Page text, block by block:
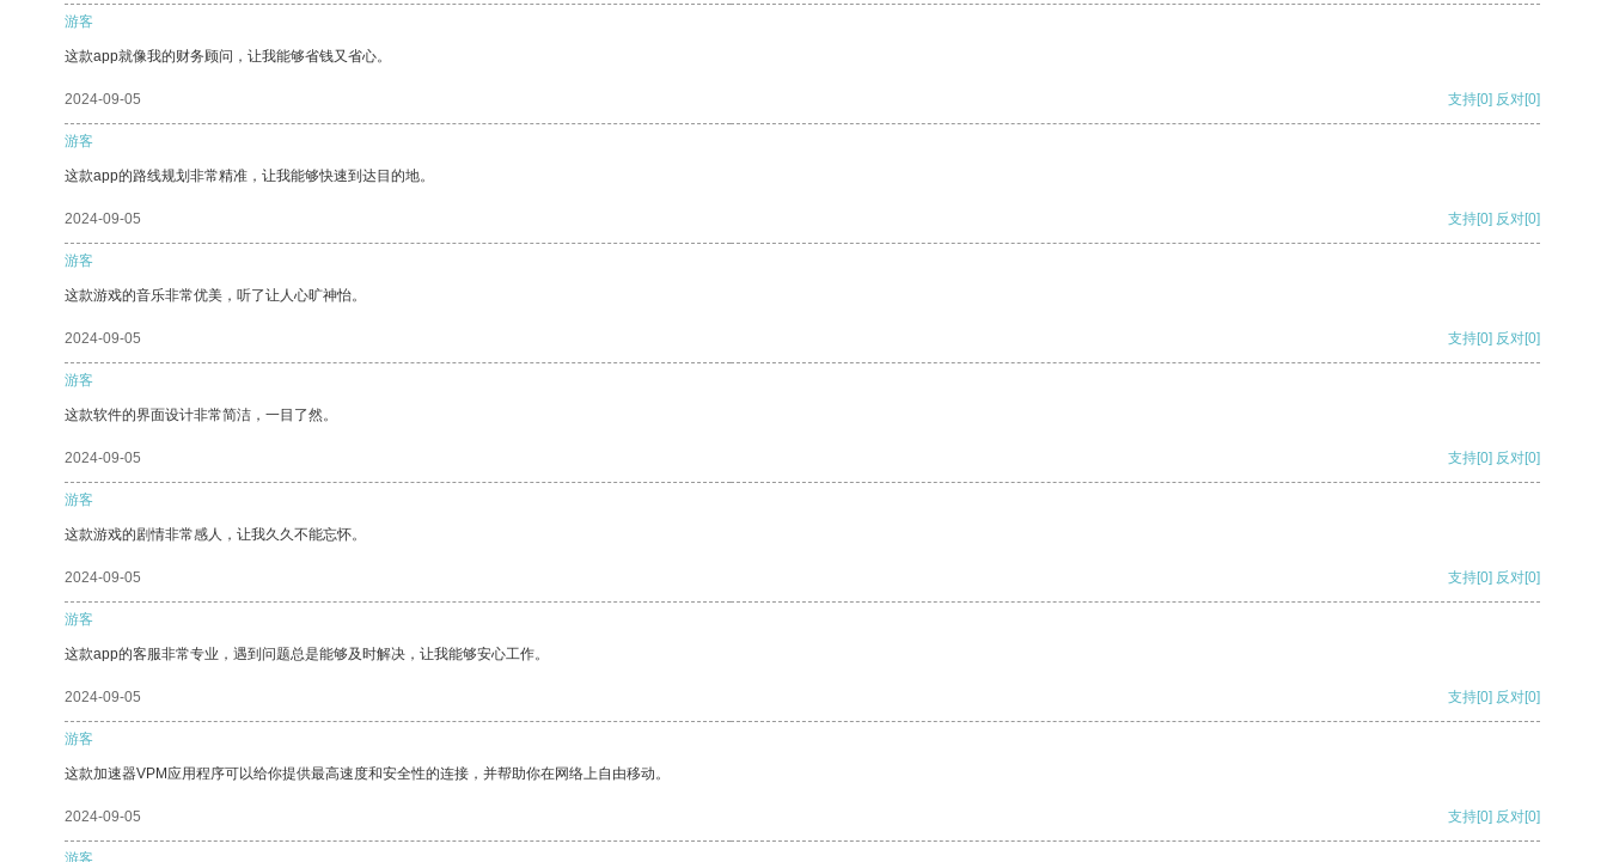
游客
这款app就像我的财务顾问，让我能够省钱又省心。
2024-09-05 支持[0] 反对[0]
游客
这款app的路线规划非常精准，让我能够快速到达目的地。
2024-09-05 支持[0] 反对[0]
游客
这款游戏的音乐非常优美，听了让人心旷神怡。
2024-09-05 支持[0] 反对[0]
游客
这款软件的界面设计非常简洁，一目了然。
2024-09-05 支持[0] 反对[0]
游客
这款游戏的剧情非常感人，让我久久不能忘怀。
2024-09-05 支持[0] 反对[0]
游客
这款app的客服非常专业，遇到问题总是能够及时解决，让我能够安心工作。
2024-09-05 支持[0] 反对[0]
游客
这款加速器VPM应用程序可以给你提供最高速度和安全性的连接，并帮助你在网络上自由移动。
2024-09-05 支持[0] 反对[0]
游客